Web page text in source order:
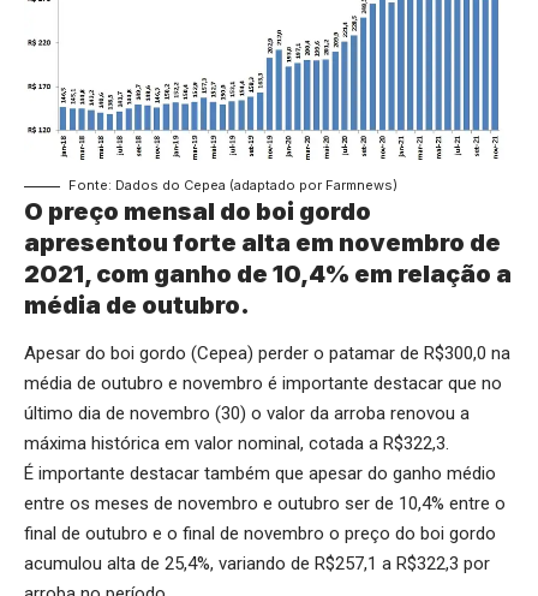
Fonte: Dados do Cepea (adaptado por Farmnews)
O preço mensal do boi gordo
apresentou forte alta em novembro de
2021, com ganho de 10,4% em relação a
média de outubro.
Apesar do boi gordo (Cepea) perder o patamar de R$300,0 na
média de outubro e novembro é importante destacar que no
último dia de novembro (30) o valor da arroba renovou a
máxima histórica em valor nominal, cotada a R$322,3.
É importante destacar também que apesar do ganho médio
entre os meses de novembro e outubro ser de 10,4% entre o
final de outubro e o final de novembro o preço do boi gordo
acumulou alta de 25,4%, variando de R$257,1 a R$322,3 por